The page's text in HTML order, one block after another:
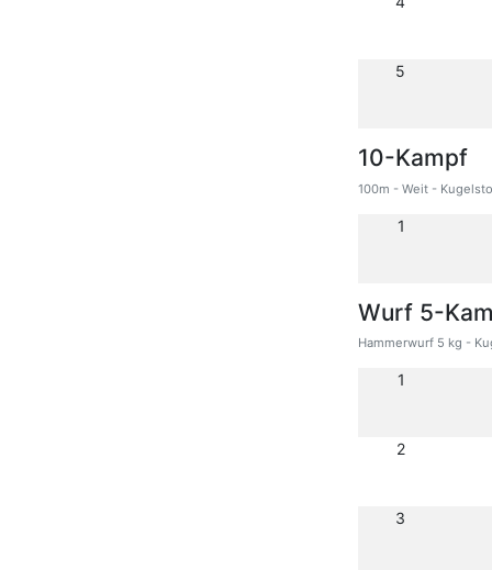
5
10-Kampf
100m - Weit -
1
Wurf 5-
Hammerwurf 5 kg -
1
2
3